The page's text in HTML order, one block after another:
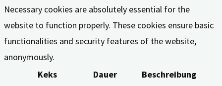
Necessary cookies are absolutely essential for the
website to function properly. These cookies ensure basic
functionalities and security features of the website,
anonymously.
Keks
Dauer Beschreibung